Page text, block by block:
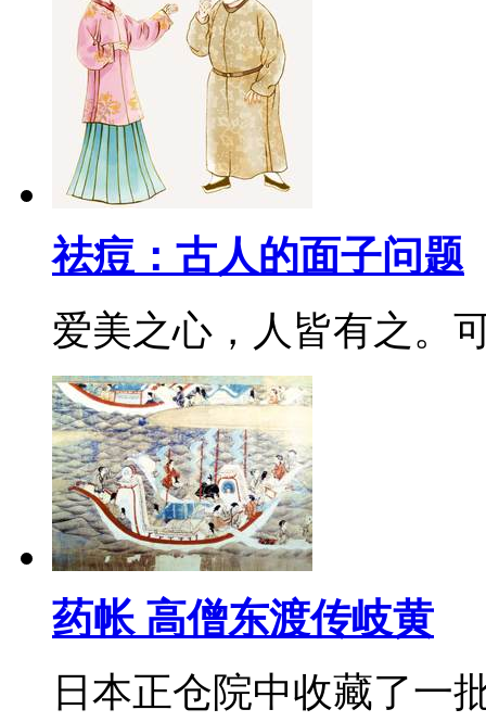
祛痘：古人的面子问题
爱美之心，人皆有之。
药帐 高僧东渡传岐黄
日本正仓院中收藏了一